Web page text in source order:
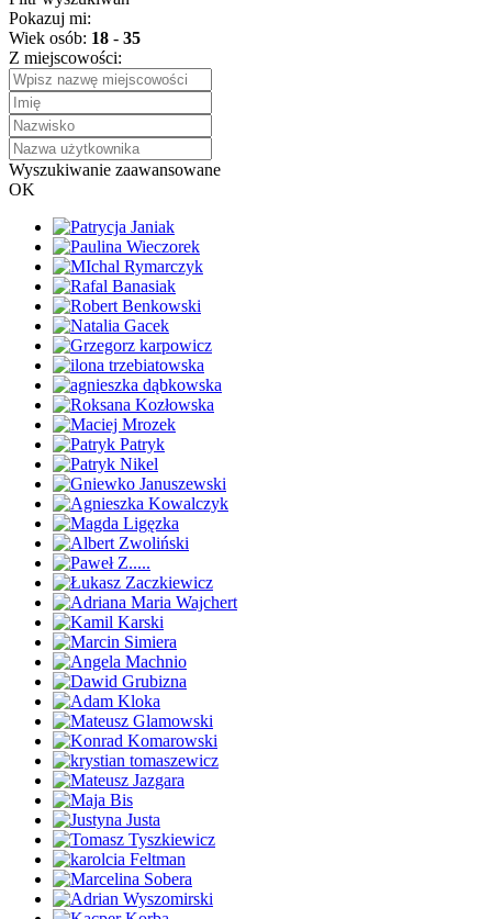
Pokazuj mi:
Wiek osób: 18 - 35
Z miejscowości:
Wyszukiwanie zaawansowane
OK